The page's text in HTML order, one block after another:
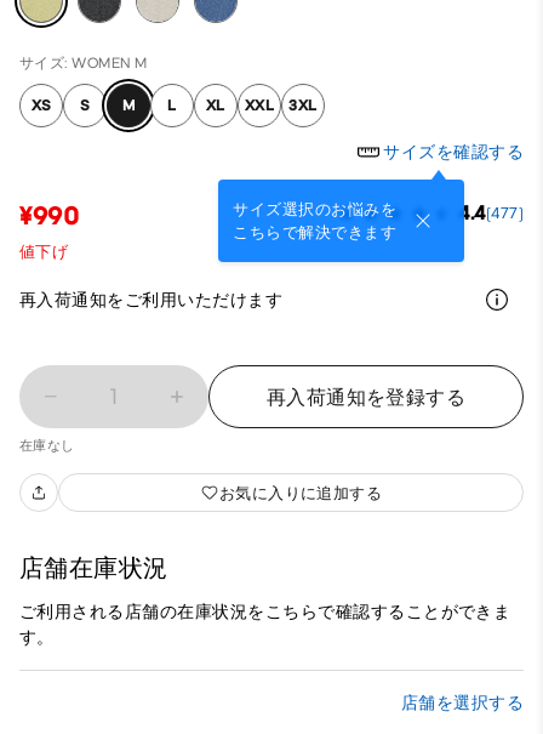
サイズ: WOMEN M
XS S M L XL XXL 3XL
サイズを確認する
サイズ選択のお悩みを
こちらで解決できます
¥990 4.4(477)
値下げ
再入荷通知をご利用いただけます
1 再入荷通知を登録する
在庫なし
お気に入りに追加する
店舗在庫状況
ご利用される店舗の在庫状況をこちらで確認することができま
す。
店舗を選択する